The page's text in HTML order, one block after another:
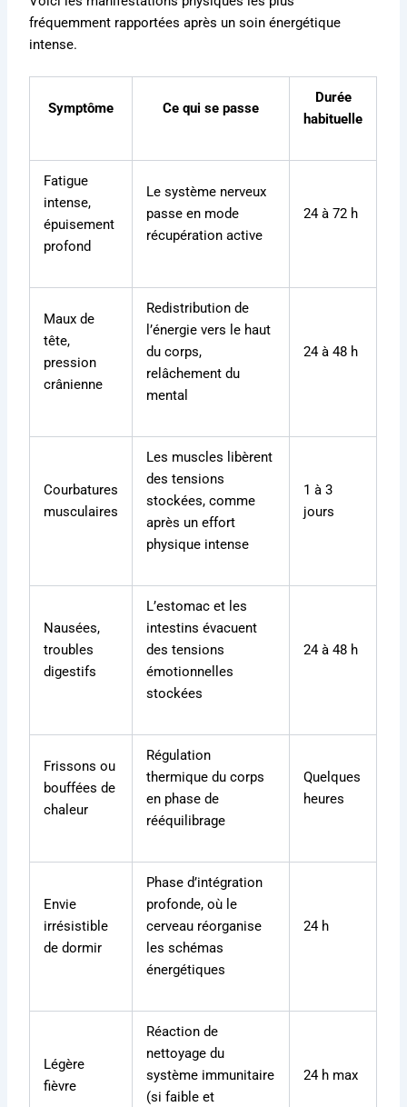
fréquemment rapportées après un soin énergétique
intense.
Symptôme Ce qui se passe
Durée
habituelle
Fatigue
intense,
épuisement
profond
Le système nerveux
passe en mode
récupération active
24 à 72 h
Maux de
tête,
pression
crânienne
Redistribution de
l’énergie vers le haut
du corps,
relâchement du
mental
24 à 48 h
Courbatures
musculaires
Les muscles libèrent
des tensions
stockées, comme
après un effort
physique intense
1 à 3
jours
Nausées,
troubles
digestifs
L’estomac et les
intestins évacuent
des tensions
émotionnelles
stockées
24 à 48 h
Frissons ou
bouffées de
chaleur
Régulation
thermique du corps
en phase de
rééquilibrage
Quelques
heures
Envie
irrésistible
de dormir
Phase d’intégration
profonde, où le
cerveau réorganise
les schémas
énergétiques
24 h
Légère
fièvre
Réaction de
nettoyage du
système immunitaire
(si faible et
24 h max